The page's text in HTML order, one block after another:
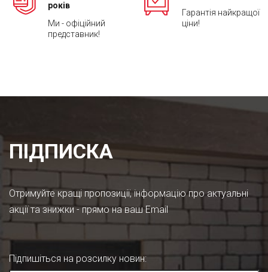
років
Ми - офіційний
представник!
Гарантія найкращої
ціни!
ПІДПИСКА
Отримуйте кращі пропозиції, інформацію про актуальні
акції та знижки - прямо на ваш Email
Підпишіться на розсилку новин: